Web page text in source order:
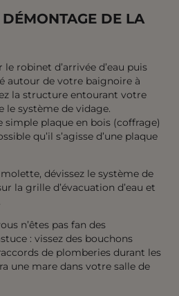
DÉMONTAGE DE LA
robinet d’arrivée d’eau puis
autour de votre baignoire à
la structure entourant votre
le système de vidage.
simple plaque en bois (coffrage)
qu’il s’agisse d’une plaque
dévissez le système de
la grille d’évacuation d’eau et
n’êtes pas fan des
: vissez des bouchons
de plomberies durant les
une mare dans votre salle de